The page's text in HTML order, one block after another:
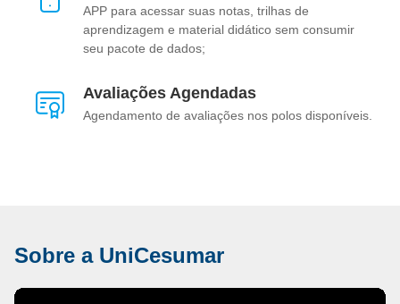
APP para acessar suas notas, trilhas de
aprendizagem e material didático sem consumir
seu pacote de dados;
Avaliações Agendadas
Agendamento de avaliações nos polos disponíveis.
Sobre a UniCesumar